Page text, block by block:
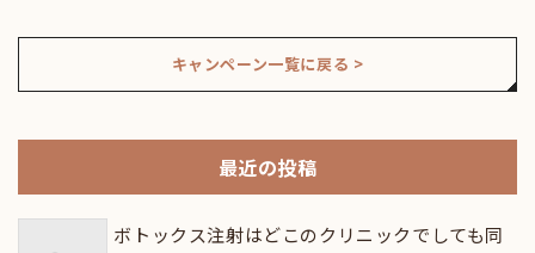
キャンペーン一覧に戻る >
最近の投稿
ボトックス注射はどこのクリニックでしても同